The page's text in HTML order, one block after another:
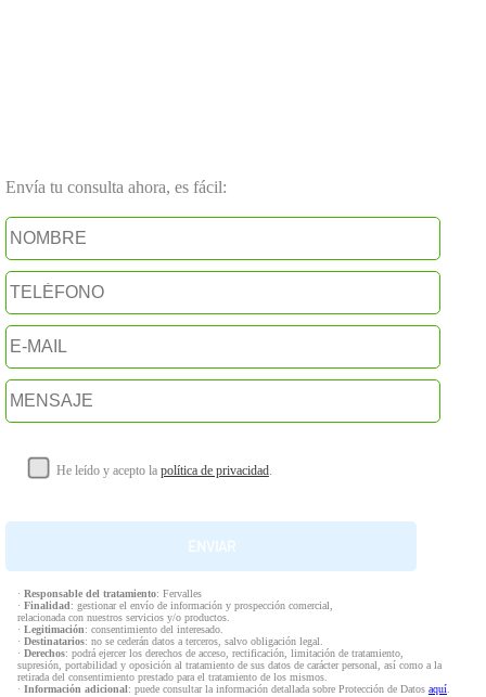
Envía tu consulta ahora, es fácil:
He leído y acepto la política de privacidad.
· Responsable del tratamiento: Fervalles
· Finalidad: gestionar el envío de información y prospección comercial,
relacionada con nuestros servicios y/o productos.
· Legitimación: consentimiento del interesado.
· Destinatarios: no se cederán datos a terceros, salvo obligación legal.
· Derechos: podrá ejercer los derechos de acceso, rectificación, limitación de tratamiento,
supresión, portabilidad y oposición al tratamiento de sus datos de carácter personal, así como a la
retirada del consentimiento prestado para el tratamiento de los mismos.
· Información adicional: puede consultar la información detallada sobre Protección de Datos aquí.